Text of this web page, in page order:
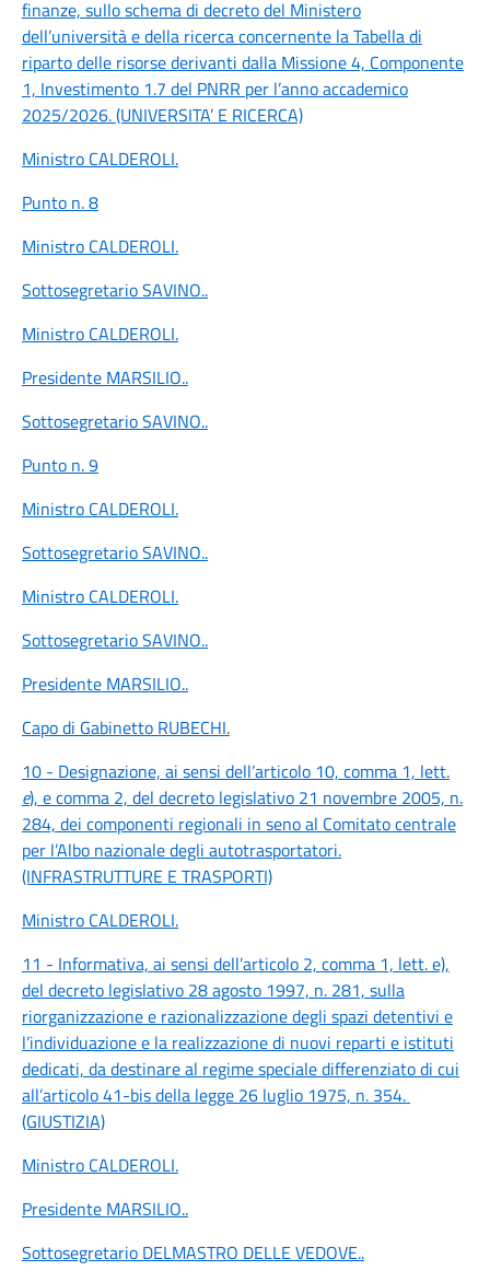
finanze, sullo schema di decreto del Ministero
dell’università e della ricerca concernente la Tabella di
riparto delle risorse derivanti dalla Missione 4, Componente
1, Investimento 1.7 del PNRR per l’anno accademico
2025/2026. (UNIVERSITA’ E RICERCA)
Ministro CALDEROLI.
Punto n. 8
Ministro CALDEROLI.
Sottosegretario SAVINO..
Ministro CALDEROLI.
Presidente MARSILIO..
Sottosegretario SAVINO..
Punto n. 9
Ministro CALDEROLI.
Sottosegretario SAVINO..
Ministro CALDEROLI.
Sottosegretario SAVINO..
Presidente MARSILIO..
Capo di Gabinetto RUBECHI.
10 - Designazione, ai sensi dell’articolo 10, comma 1, lett.
e), e comma 2, del decreto legislativo 21 novembre 2005, n.
284, dei componenti regionali in seno al Comitato centrale
per l’Albo nazionale degli autotrasportatori.
(INFRASTRUTTURE E TRASPORTI)
Ministro CALDEROLI.
11 - Informativa, ai sensi dell’articolo 2, comma 1, lett. e),
del decreto legislativo 28 agosto 1997, n. 281, sulla
riorganizzazione e razionalizzazione degli spazi detentivi e
l’individuazione e la realizzazione di nuovi reparti e istituti
dedicati, da destinare al regime speciale differenziato di cui
all’articolo 41-bis della legge 26 luglio 1975, n. 354.
(GIUSTIZIA)
Ministro CALDEROLI.
Presidente MARSILIO..
Sottosegretario DELMASTRO DELLE VEDOVE..